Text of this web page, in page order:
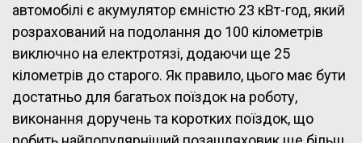
автомобілі є акумулятор ємністю 23 кВт-год, який
розрахований на подолання до 100 кілометрів
виключно на електротязі, додаючи ще 25
кілометрів до старого. Як правило, цього має бути
достатньо для багатьох поїздок на роботу,
виконання доручень та коротких поїздок, що